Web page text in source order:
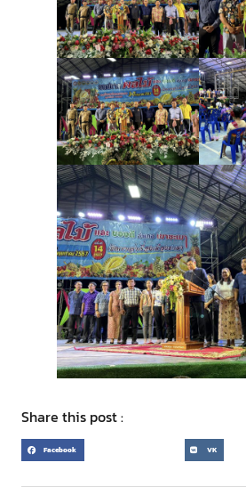
Share this post :
Facebook VK